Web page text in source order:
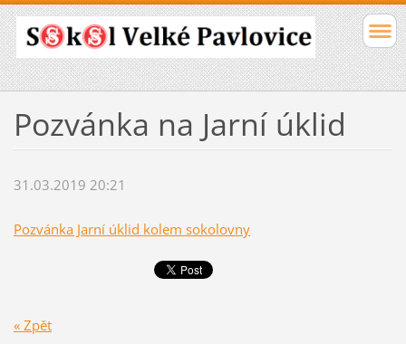
Pozvánka na Jarní úklid
31.03.2019 20:21
Pozvánka Jarní úklid kolem sokolovny
« Zpět